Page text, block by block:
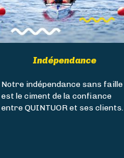
Indépendance
Notre indépendance sans faille
est le ciment de la confiance
entre QUINTUOR et ses clients.